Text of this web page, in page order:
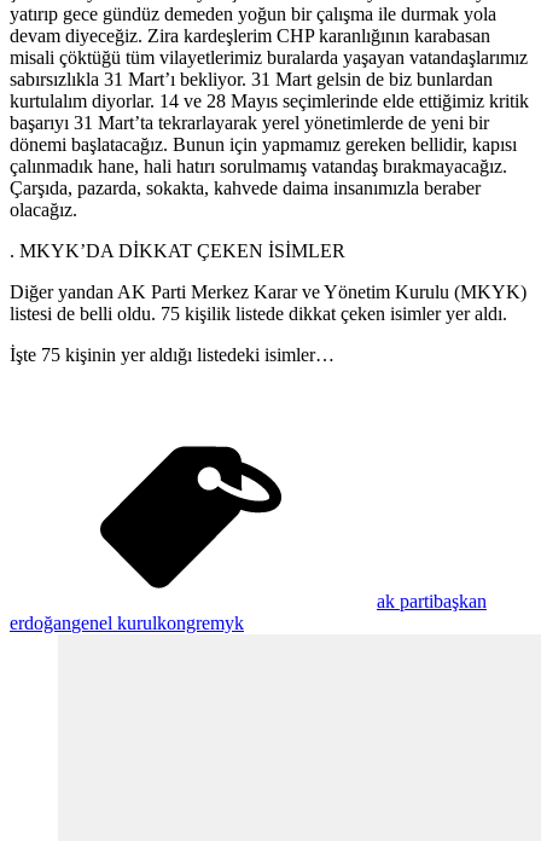
yatırıp gece gündüz demeden yoğun bir çalışma ile durmak yola
devam diyeceğiz. Zira kardeşlerim CHP karanlığının karabasan
misali çöktüğü tüm vilayetlerimiz buralarda yaşayan vatandaşlarımız
sabırsızlıkla 31 Mart’ı bekliyor. 31 Mart gelsin de biz bunlardan
kurtulalım diyorlar. 14 ve 28 Mayıs seçimlerinde elde ettiğimiz kritik
başarıyı 31 Mart’ta tekrarlayarak yerel yönetimlerde de yeni bir
dönemi başlatacağız. Bunun için yapmamız gereken bellidir, kapısı
çalınmadık hane, hali hatırı sorulmamış vatandaş bırakmayacağız.
Çarşıda, pazarda, sokakta, kahvede daima insanımızla beraber
olacağız.
. MKYK’DA DİKKAT ÇEKEN İSİMLER
Diğer yandan AK Parti Merkez Karar ve Yönetim Kurulu (MKYK)
listesi de belli oldu. 75 kişilik listede dikkat çeken isimler yer aldı.
İşte 75 kişinin yer aldığı listedeki isimler…
ak partibaşkan
erdoğangenel kurulkongremyk